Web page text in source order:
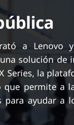
a Lenovo
solución de
Series, la
permite a
para ayudar a